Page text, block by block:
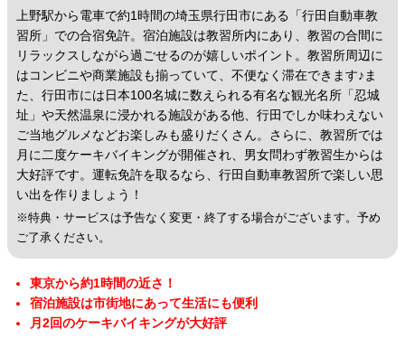
上野駅から電車で約1時間の埼玉県行田市にある「行田自動車教
習所」での合宿免許。宿泊施設は教習所内にあり、教習の合間に
リラックスしながら過ごせるのが嬉しいポイント。教習所周辺に
はコンビニや商業施設も揃っていて、不便なく滞在できます♪ま
た、行田市には日本100名城に数えられる有名な観光名所「忍城
址」や天然温泉に浸かれる施設がある他、行田でしか味わえない
ご当地グルメなどお楽しみも盛りだくさん。さらに、教習所では
月に二度ケーキバイキングが開催され、男女問わず教習生からは
大好評です。運転免許を取るなら、行田自動車教習所で楽しい思
い出を作りましょう！
※特典・サービスは予告なく変更・終了する場合がございます。予め
ご了承ください。
東京から約1時間の近さ！
宿泊施設は市街地にあって生活にも便利
月2回のケーキバイキングが大好評